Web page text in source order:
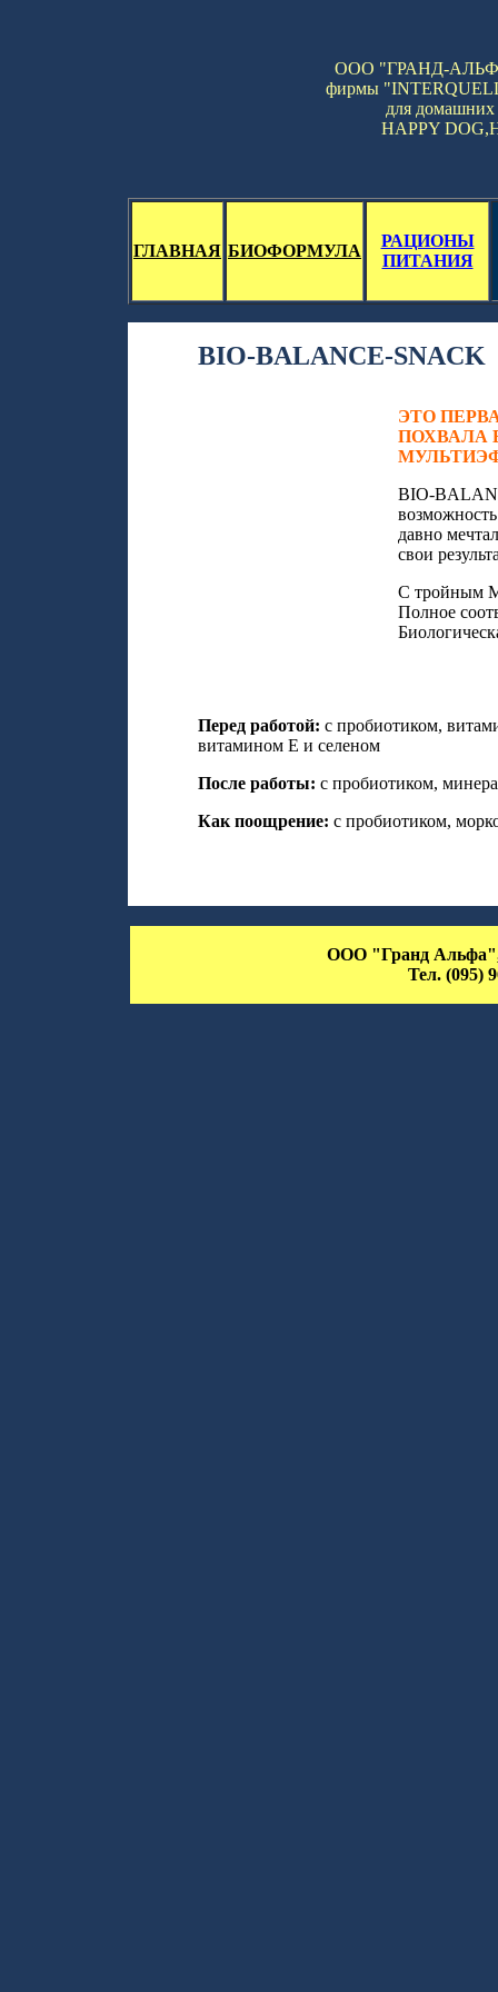
ООО "ГРАНД-АЛЬФА"
фирмы
для
HAPPY DOG,
ГЛАВНАЯ БИОФОРМУЛА
РАЦИОНЫ
ПИТАНИЯ
BIO-BALANCE-SNACK
ЭТО
ПОХВАЛА
BIO-
давно
свои
С тройным
Полное
Перед работой: с пробиотиком,
витамином Е и селеном
После работы: с пробиотиком,
Как поощрение: с пробиотиком,
ООО "Гранд Альфа",
Тел. (095)